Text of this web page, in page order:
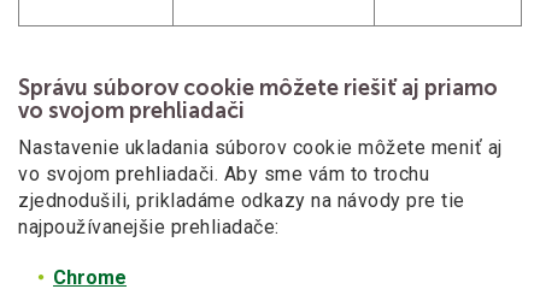
Správu súborov cookie môžete riešiť aj priamo
vo svojom prehliadači
Nastavenie ukladania súborov cookie môžete meniť aj
vo svojom prehliadači. Aby sme vám to trochu
zjednodušili, prikladáme odkazy na návody pre tie
najpoužívanejšie prehliadače:
Chrome